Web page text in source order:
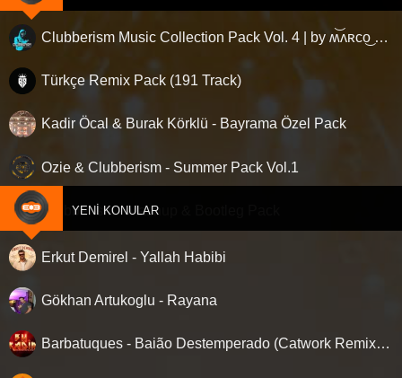
Clubberism Music Collection Pack Vol. 4 | by ʍ͝ʌʀco͜ ʌɴϯσɴio ҇
Türkçe Remix Pack (191 Track)
Kadir Öcal & Burak Körklü - Bayrama Özel Pack
Ozie & Clubberism - Summer Pack Vol.1
Clubberism - Mashup & Bootleg Pack
YENI KONULAR
Erkut Demirel - Yallah Habibi
Gökhan Artukoglu - Rayana
Barbatuques - Baião Destemperado (Catwork Remix) ‘Nette ilk…!